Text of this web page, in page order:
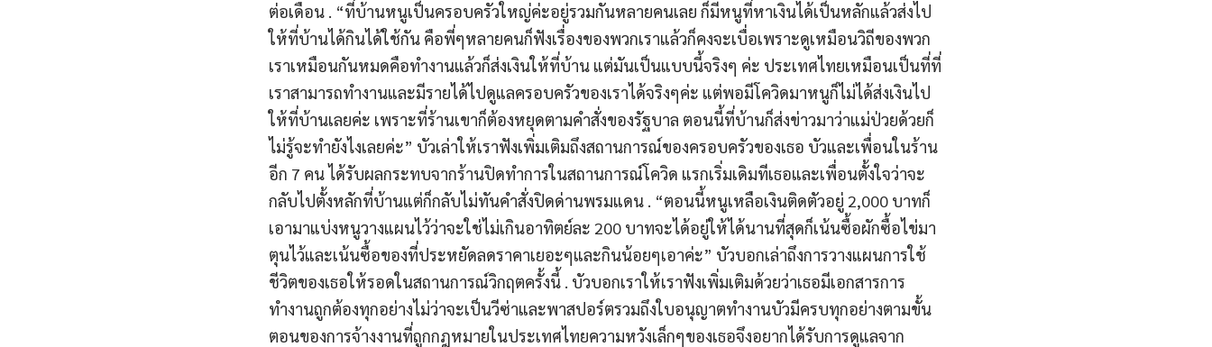
ต่อเดือน . “ที่บ้านหนูเป็นครอบครัวใหญ่ค่ะอยู่รวมกันหลายคนเลย ก็มีหนูที่หาเงินได้เป็นหลักแล้วส่งไป
ให้ที่บ้านได้กินได้ใช้กัน คือพี่ๆหลายคนก็ฟังเรื่องของพวกเราแล้วก็คงจะเบื่อเพราะดูเหมือนวิถีของพวก
เราเหมือนกันหมดคือทำงานแล้วก็ส่งเงินให้ที่บ้าน แต่มันเป็นแบบนี้จริงๆ ค่ะ ประเทศไทยเหมือนเป็นที่ที่
เราสามารถทำงานและมีรายได้ไปดูแลครอบครัวของเราได้จริงๆค่ะ แต่พอมีโควิดมาหนูก็ไม่ได้ส่งเงินไป
ให้ที่บ้านเลยค่ะ เพราะที่ร้านเขาก็ต้องหยุดตามคำสั่งของรัฐบาล ตอนนี้ที่บ้านก็ส่งข่าวมาว่าแม่ป่วยด้วยก็
ไม่รู้จะทำยังไงเลยค่ะ” บัวเล่าให้เราฟังเพิ่มเติมถึงสถานการณ์ของครอบครัวของเธอ บัวและเพื่อนในร้าน
อีก 7 คน ได้รับผลกระทบจากร้านปิดทำการในสถานการณ์โควิด แรกเริ่มเดิมทีเธอและเพื่อนตั้งใจว่าจะ
กลับไปตั้งหลักที่บ้านแต่ก็กลับไม่ทันคำสั่งปิดด่านพรมแดน . “ตอนนี้หนูเหลือเงินติดตัวอยู่ 2,000 บาทก็
เอามาแบ่งหนูวางแผนไว้ว่าจะใช่ไม่เกินอาทิตย์ละ 200 บาทจะได้อยู่ให้ได้นานที่สุดก็เน้นซื้อผักซื้อไข่มา
ตุนไว้และเน้นซื้อของที่ประหยัดลดราคาเยอะๆและกินน้อยๆเอาค่ะ” บัวบอกเล่าถึงการวางแผนการใช้
ชีวิตของเธอให้รอดในสถานการณ์วิกฤตครั้งนี้ . บัวบอกเราให้เราฟังเพิ่มเติมด้วยว่าเธอมีเอกสารการ
ทำงานถูกต้องทุกอย่างไม่ว่าจะเป็นวีซ่าและพาสปอร์ตรวมถึงใบอนุญาตทำงานบัวมีครบทุกอย่างตามขั้น
ตอนของการจ้างงานที่ถูกกฎหมายในประเทศไทยความหวังเล็กๆของเธอจึงอยากได้รับการดูแลจาก